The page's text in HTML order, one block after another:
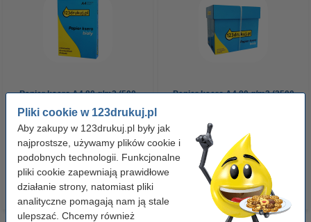
Pliki cookie w 123drukuj.pl
Aby zakupy w 123drukuj.pl były jak
najprostsze, używamy plików cookie i
podobnych technologii. Funkcjonalne
pliki cookie zapewniają prawidłowe
działanie strony, natomiast pliki
analityczne pomagają nam ją stale
ulepszać. Chcemy również
Papier ksero A4 80 g/m2 (500
szt.), 123drukuj
23,00 zł z VAT
Papier ksero A4 80 g/m2 (2500
110,00 zł z VAT